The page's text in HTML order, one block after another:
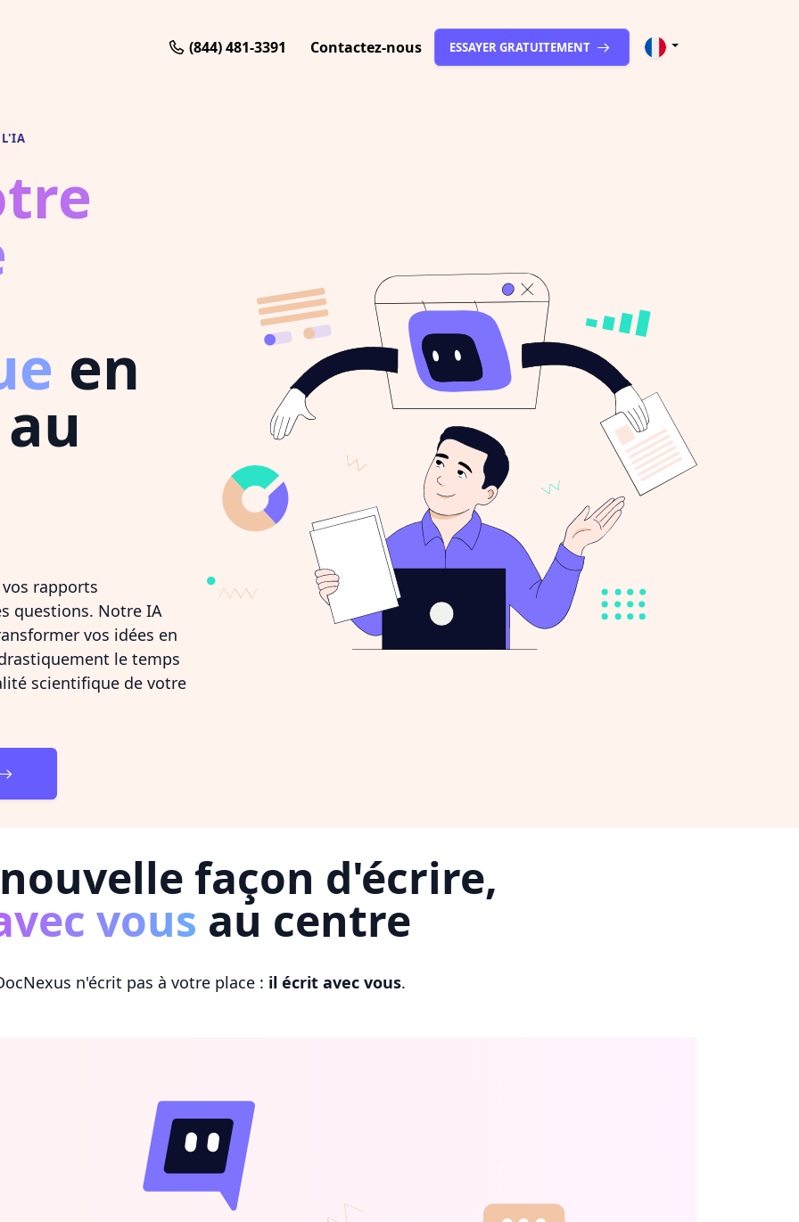
(844) 481-3391 Contactez-nous ESSAYER GRATUITEMENT
L'IA
en
rapports
questions. Notre IA
vos idées en
le temps
scientifique de votre
façon d'écrire,
vous au centre
n'écrit pas à votre place : il écrit avec vous.